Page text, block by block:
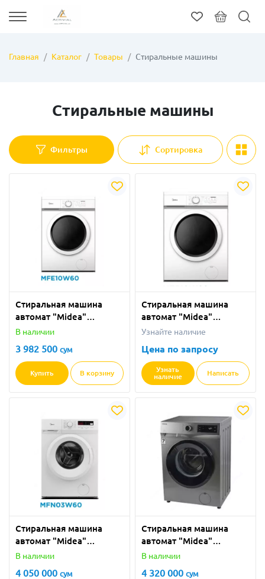
Главная Каталог Товары Стиральные машины
Стиральные машины
Фильтры Сортировка
Стиральная машина
автомат "Midea"
MFE10W60 (Белая) 6 кг
В наличии
3 982 500 сум
Купить В корзину
Стиральная машина
автомат "Midea"
MFE10W60 (Серая) 6 кг
Узнайте наличие
Цена по запросу
Узнать
наличие
Написать
Стиральная машина
автомат "Midea"
MFN03W60 (Белая) 6 кг
В наличии
4 050 000 сум
Стиральная машина
автомат "Midea"
MFN03W60 (Серая) 6 кг
В наличии
4 320 000 сум